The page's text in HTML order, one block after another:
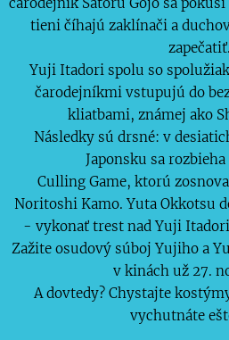
tieni číhajú zaklínači a
zapečatiť.
Yuji Itadori spolu so
čarodejníkmi vstupujú do
kliatbami, známej ako
Následky sú drsné: v
Japonsku sa
Culling Game, ktorú
Noritoshi Kamo. Yuta Okkotsu
- vykonať trest nad Yuji
Zažite osudový súboj Yujiho a
v kinách už 27.
A dovtedy? Chystajte
vychutnáte